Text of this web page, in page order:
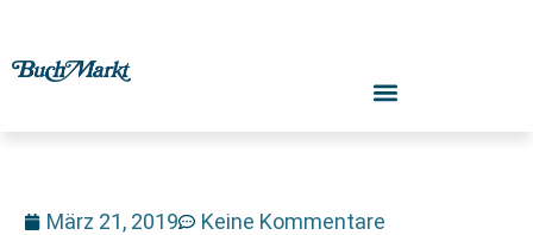
März 21, 2019 Keine Kommentare